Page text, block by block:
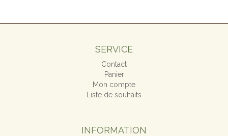
SERVICE
Contact
Panier
Mon compte
Liste de souhaits
INFORMATION